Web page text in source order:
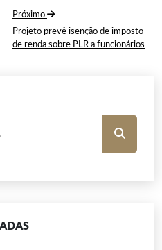
Próximo
Próximo
Post:
Projeto prevê isenção de imposto
de renda sobre PLR a funcionários